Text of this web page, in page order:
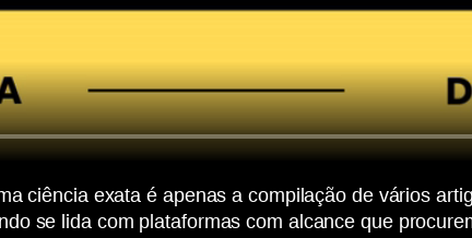
ciência exata é apenas a compilação de vários
se lida com plataformas com alcance que